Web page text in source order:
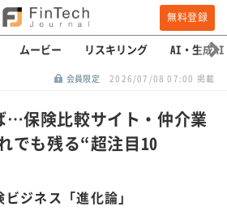
無料登録
ムービー リスキリング AI・生成AI
会員限定 2026/07/08 07:00 掲載
…保険比較サイト・仲介業
でも残る“超注目10
ジネス「進化論」